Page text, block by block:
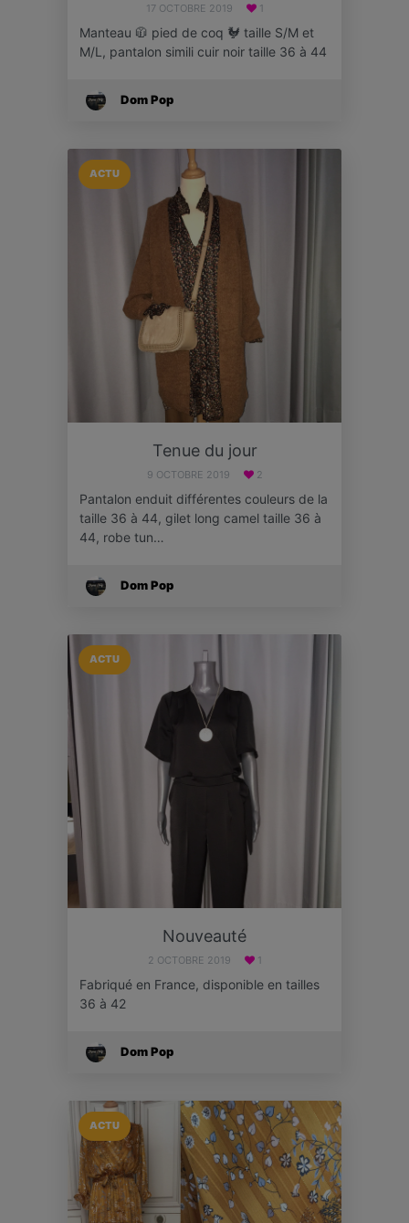
17 OCTOBRE 2019 1
Manteau 🧥 pied de coq 🐓 taille S/M et
M/L, pantalon simili cuir noir taille 36 à 44
Dom Pop
ACTU
Tenue du jour
9 OCTOBRE 2019 2
Pantalon enduit différentes couleurs de la
taille 36 à 44, gilet long camel taille 36 à
44, robe tun…
Dom Pop
ACTU
Nouveauté
2 OCTOBRE 2019 1
Fabriqué en France, disponible en tailles
36 à 42
Dom Pop
ACTU